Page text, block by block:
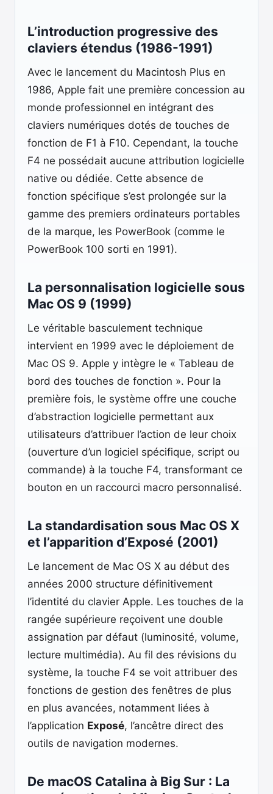
L’introduction progressive des
claviers étendus (1986-1991)
Avec le lancement du Macintosh Plus en
1986, Apple fait une première concession au
monde professionnel en intégrant des
claviers numériques dotés de touches de
fonction de F1 à F10. Cependant, la touche
F4 ne possédait aucune attribution logicielle
native ou dédiée. Cette absence de
fonction spécifique s’est prolongée sur la
gamme des premiers ordinateurs portables
de la marque, les PowerBook (comme le
PowerBook 100 sorti en 1991).
La personnalisation logicielle sous
Mac OS 9 (1999)
Le véritable basculement technique
intervient en 1999 avec le déploiement de
Mac OS 9. Apple y intègre le « Tableau de
bord des touches de fonction ». Pour la
première fois, le système offre une couche
d’abstraction logicielle permettant aux
utilisateurs d’attribuer l’action de leur choix
(ouverture d’un logiciel spécifique, script ou
commande) à la touche F4, transformant ce
bouton en un raccourci macro personnalisé.
La standardisation sous Mac OS X
et l’apparition d’Exposé (2001)
Le lancement de Mac OS X au début des
années 2000 structure définitivement
l’identité du clavier Apple. Les touches de la
rangée supérieure reçoivent une double
assignation par défaut (luminosité, volume,
lecture multimédia). Au fil des révisions du
système, la touche F4 se voit attribuer des
fonctions de gestion des fenêtres de plus
en plus avancées, notamment liées à
l’application Exposé, l’ancêtre direct des
outils de navigation modernes.
De macOS Catalina à Big Sur : La